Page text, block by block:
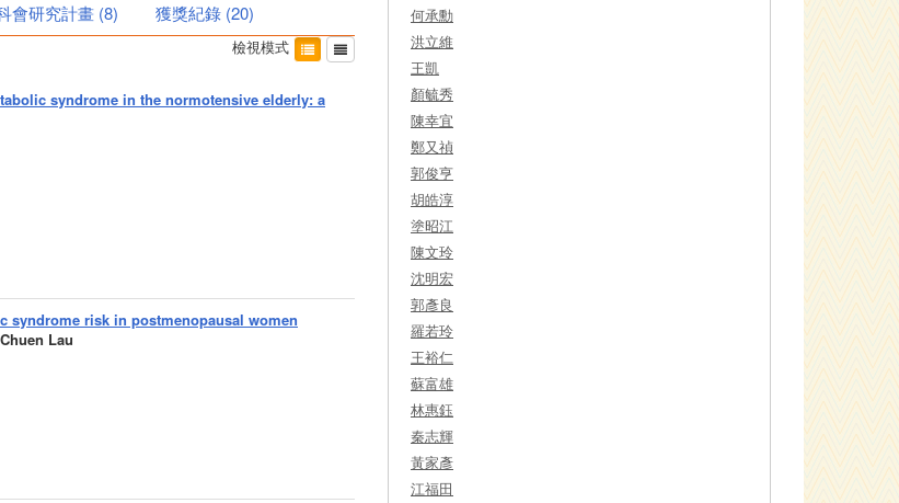
會研究計畫 (8) 獲獎紀錄 (20)
檢視模式
syndrome in the normotensive elderly: a
syndrome risk in postmenopausal women
Lau
何承勳
洪立維
王凱
顏毓秀
陳幸宜
鄭又禎
郭俊亨
胡皓淳
塗昭江
陳文玲
沈明宏
郭彥良
羅若玲
王裕仁
蘇富雄
林惠鈺
秦志輝
黃家彥
江福田